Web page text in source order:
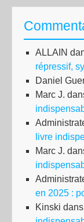
ALLAIN
répressif,
Daniel
Marc J.
livre
Marc J.
en 2025 :
Kinski dans